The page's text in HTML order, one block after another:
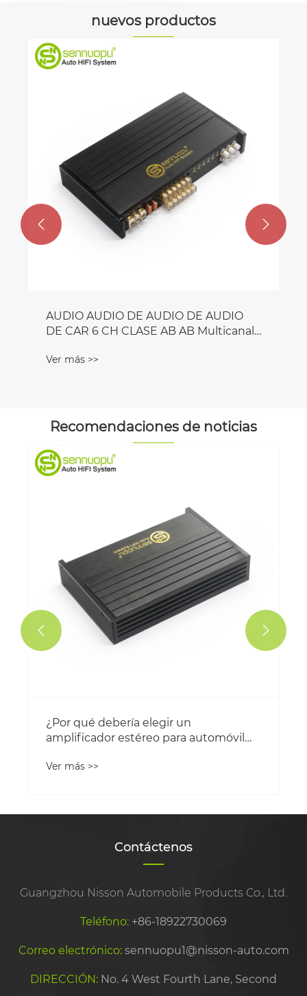
nuevos productos
AUDIO AUDIO DE AUDIO DE AUDIO
DE CAR 6 CH CLASE AB AB Multicanal
Ver más >>
 
Recomendaciones de noticias
automóvil
atención con productos
Ver más >>
 
Contáctenos
Guangzhou Nisson Automobile Products Co., Ltd.
Teléfono: +86-18922730069
Correo electrónico: sennuopu1@nisson-auto.com
DIRECCIÓN: No. 4 West Fourth Lane, Second